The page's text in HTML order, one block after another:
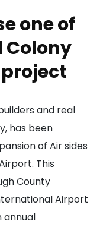
one of
Colony
and real
has been
of Air sides
This
County
Airport
annual